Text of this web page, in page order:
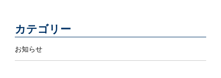
カテゴリー
お知らせ